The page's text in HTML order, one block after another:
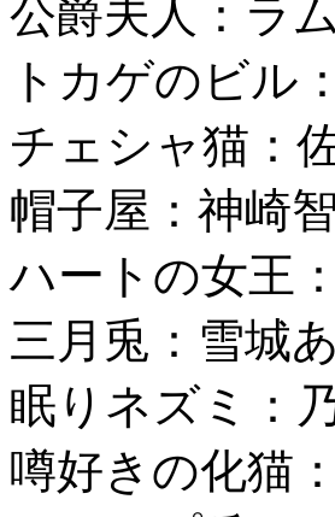
公爵夫人：ラ
トカゲのビル
チェシャ猫：
帽子屋：神崎
ハートの女王
三月兎：雪城
眠りネズミ：
噂好きの化猫